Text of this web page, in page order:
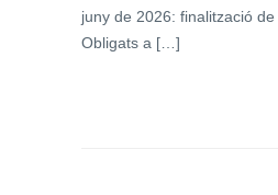
juny de 2026: finalització de
Obligats a […]